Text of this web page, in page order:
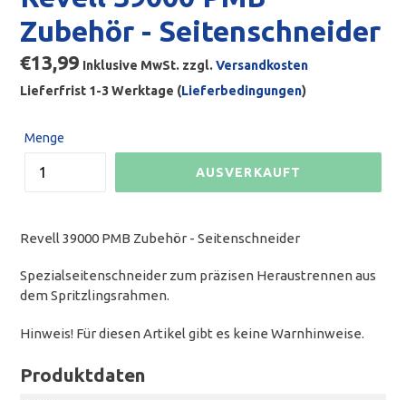
Zubehör - Seitenschneider
Normaler
Preis
€13,99 Inklusive MwSt. zzgl.Versandkosten
Lieferfrist 1-3 Werktage (Lieferbedingungen)
Menge
AUSVERKAUFT
Revell 39000 PMB Zubehör - Seitenschneider
Spezialseitenschneider zum präzisen Heraustrennen aus
dem Spritzlingsrahmen.
Hinweis! Für diesen Artikel gibt es keine Warnhinweise.
Produktdaten